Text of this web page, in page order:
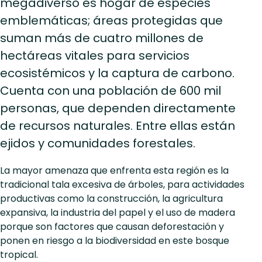
emblemáticas; áreas protegidas que
suman más de cuatro millones de
hectáreas vitales para servicios
ecosistémicos y la captura de carbono.
Cuenta con una población de 600 mil
personas, que dependen directamente
de recursos naturales. Entre ellas están
ejidos y comunidades forestales.
La mayor amenaza que enfrenta esta región es la
tradicional tala excesiva de árboles, para actividades
productivas como la construcción, la agricultura
expansiva, la industria del papel y el uso de madera
porque son factores que causan deforestación y
ponen en riesgo a la biodiversidad en este bosque
tropical.